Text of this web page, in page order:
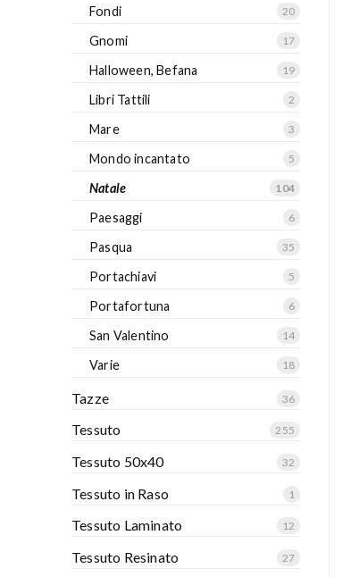
Fondi 20
Gnomi 17
Halloween, Befana 19
Libri Tattili 2
Mare 3
Mondo incantato 5
Natale 104
Paesaggi 6
Pasqua 35
Portachiavi 5
Portafortuna 6
San Valentino 14
Varie 18
Tazze 36
Tessuto 255
Tessuto 50x40 32
Tessuto in Raso 1
Tessuto Laminato 12
Tessuto Resinato 27